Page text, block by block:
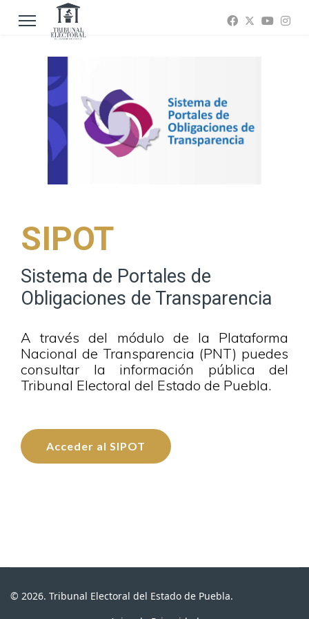
SIPOT
Sistema de Portales de
Obligaciones de Transparencia
A través del módulo de la Plataforma
Nacional de Transparencia (PNT) puedes
consultar la información pública del
Tribunal Electoral del Estado de Puebla.
Acceder al SIPOT
© 2026. Tribunal Electoral del Estado de Puebla.